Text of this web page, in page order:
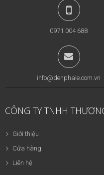
0971 004 688
info@denphale.com.vn
CÔNG TY TNHH
Giới thiệu
Cửa hàng
Liên hệ